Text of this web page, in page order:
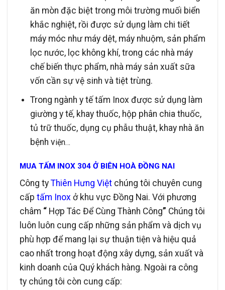
ăn mòn đặc biệt trong môi trường muối biển
khắc nghiệt, rồi được sử dụng làm chi tiết
máy móc như máy dệt, máy nhuộm, sản phẩm
lọc nước, lọc không khí, trong các nhà máy
chế biến thực phẩm, nhà máy sản xuất sữa
vốn cần sự vệ sinh và tiệt trùng.
Trong ngành y tế tấm Inox được sử dụng làm
giường y tế, khay thuốc, hộp phân chia thuốc,
tủ trữ thuốc, dụng cụ phẫu thuật, khay nhà ăn
bệnh viện…
MUA TẤM INOX 304 Ở BIÊN HOÀ ĐỒNG NAI
Công ty Thiên Hưng Việt chúng tôi chuyên cung
cấp tấm Inox ở khu vực Đồng Nai. Với phương
châm “ Hợp Tác Để Cùng Thành Công” Chúng tôi
luôn luôn cung cấp những sản phẩm và dịch vụ
phù hợp để mang lại sự thuận tiện và hiệu quả
cao nhất trong hoạt động xây dựng, sản xuất và
kinh doanh của Quý khách hàng. Ngoài ra công
ty chúng tôi còn cung cấp: